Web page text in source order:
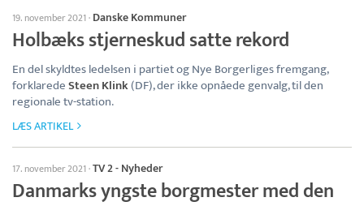
19. november 2021· Danske Kommuner
Holbæks stjerneskud satte rekord
En del skyldtes ledelsen i partiet og Nye Borgerliges fremgang,
forklaredeSteen Klink(DF), der ikke opnåede genvalg, til den
regionale tv-station.
LÆS ARTIKEL
17. november 2021·TV 2 - Nyheder
Danmarks yngste borgmester med den